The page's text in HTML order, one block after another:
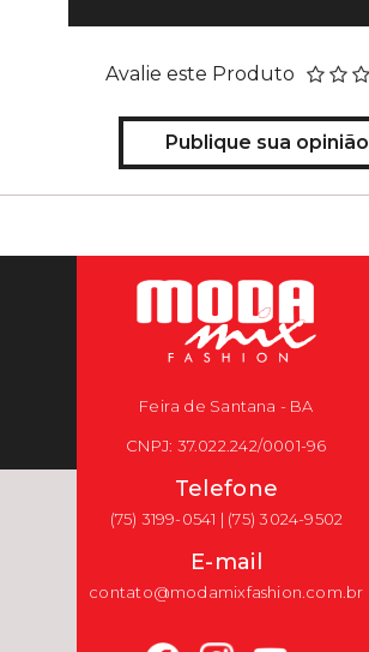
Avalie este Produto
Publique sua opinião
Feira de Santana - BA
CNPJ: 37.022.242/0001-96
Telefone
(75) 3199-0541 | (75) 3024-9502
E-mail
contato@modamixfashion.com.br